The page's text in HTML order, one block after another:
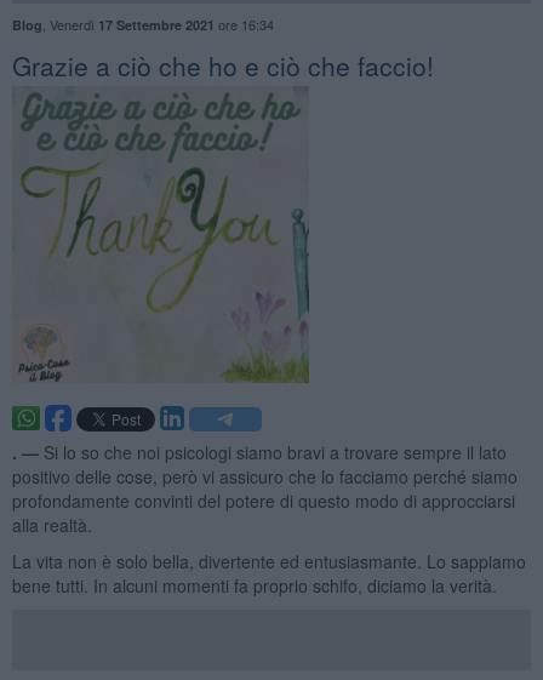
Blog Venerdì 17 Settembre 2021 ore 16:34
​Grazie a ciò che ho e ciò che faccio!
. — Si lo so che noi psicologi siamo bravi a trovare sempre il lato
positivo delle cose, però vi assicuro che lo facciamo perché siamo
profondamente convinti del potere di questo modo di approcciarsi
alla realtà.
La vita non è solo bella, divertente ed entusiasmante. Lo sappiamo
bene tutti. In alcuni momenti fa proprio schifo, diciamo la verità.